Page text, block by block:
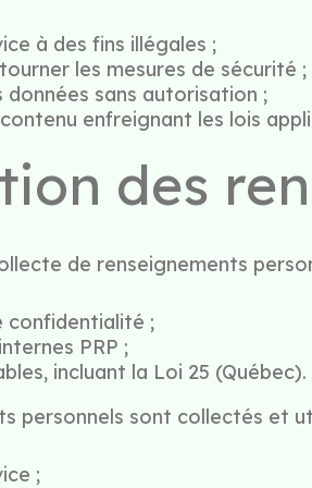
à des fins illégales ;
les mesures de sécurité ;
données sans autorisation ;
enfreignant les lois
des
de renseignements
confidentialité ;
PRP ;
incluant la Loi 25 (Québec).
personnels sont collectés et
;